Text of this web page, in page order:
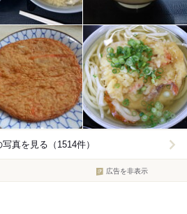
真を見る（1514件）
広告を非表示